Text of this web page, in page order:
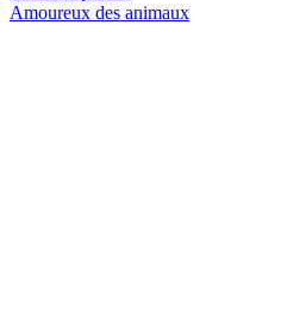
Amoureux des animaux